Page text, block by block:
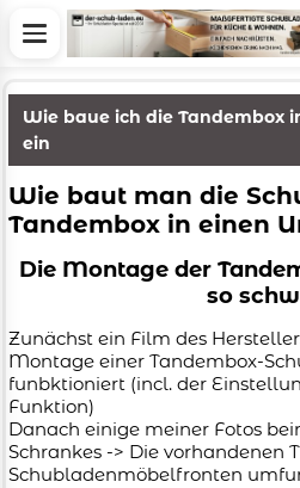
Wie baue ich die Tandembox
ein
Wie baut man die
Tandembox in einen
Die Montage der
so
Zunächst ein Film des
Montage einer Tandembox-
funbktioniert (incl. der
Funktion)
Danach einige meiner Fotos
Schrankes -> Die vorhandenen
Schubladenmöbelfronten